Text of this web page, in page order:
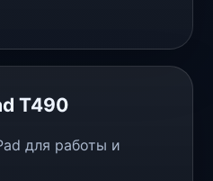
T490
для работы и